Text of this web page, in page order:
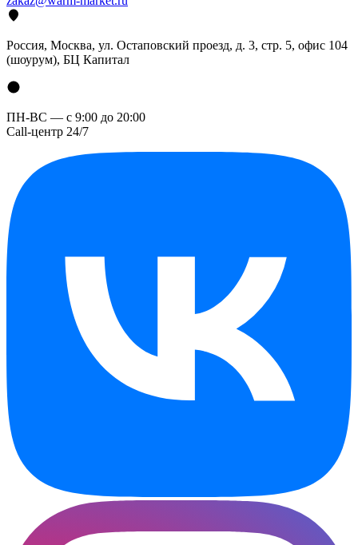
Россия, Москва, ул. Остаповский проезд, д. 3, стр. 5, офис 104
(шоурум), БЦ Капитал
ПН-ВС — с 9:00 до 20:00
Call-центр 24/7